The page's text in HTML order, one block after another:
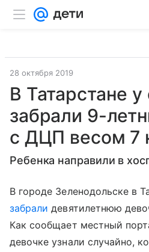
28 октября 2019
В Татарстане
забрали 9-
с ДЦП весом 7
Ребенка направили в
В городе Зеленодольске в
забрали девятилетнюю
Как сообщает местный
девочке узнали случайно,